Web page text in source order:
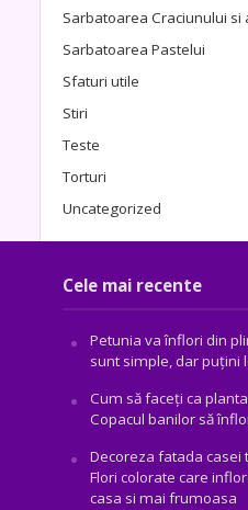
Sarbatoarea Craciunului si
Sarbatoarea Pastelui
Sfaturi utile
Stiri
Teste
Torturi
Uncategorized
Cele mai recente
Petunia va înflori din
sunt simple, dar puțini
Cum să faceți ca
Copacul banilor să
Decoreza fatada casei
Flori colorate care
casa si mai frumoasa